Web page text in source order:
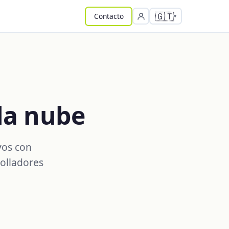
Contacto 🇬🇹
nube
con